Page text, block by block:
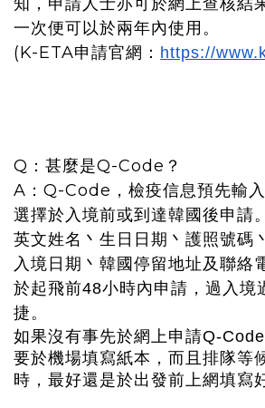
一次便可以於兩年內使用。
(K-ETA申請官網 ： https://
Q：甚麼是Q-Code？
A：Q-Code，檢疫信息預先輸
選擇於入境前或到達韓國後申請
英文姓名丶生日日期丶護照號碼
入境日期丶韓國停留地址及聯絡
於起飛前48小時內申請，過入境
捷。
如果沒有事先於網上申請Q-
要於機場填寫紙本，而且排隊等
時，最好還是於出發前上網填寫